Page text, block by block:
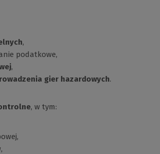
,
podatkowe,
,
gier hazardowych.
, w tym: